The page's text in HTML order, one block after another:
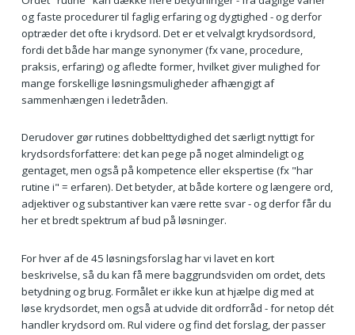
og faste procedurer til faglig erfaring og dygtighed - og derfor
optræder det ofte i krydsord. Det er et velvalgt krydsordsord,
fordi det både har mange synonymer (fx vane, procedure,
praksis, erfaring) og afledte former, hvilket giver mulighed for
mange forskellige løsningsmuligheder afhængigt af
sammenhængen i ledetråden.
Derudover gør rutines dobbelttydighed det særligt nyttigt for
krydsordsforfattere: det kan pege på noget almindeligt og
gentaget, men også på kompetence eller ekspertise (fx "har
rutine i" = erfaren). Det betyder, at både kortere og længere ord,
adjektiver og substantiver kan være rette svar - og derfor får du
her et bredt spektrum af bud på løsninger.
For hver af de 45 løsningsforslag har vi lavet en kort
beskrivelse, så du kan få mere baggrundsviden om ordet, dets
betydning og brug. Formålet er ikke kun at hjælpe dig med at
løse krydsordet, men også at udvide dit ordforråd - for netop dét
handler krydsord om. Rul videre og find det forslag, der passer